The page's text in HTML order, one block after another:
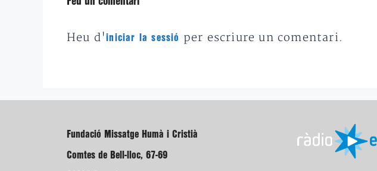
Heu d'iniciar la sessió per escriure un comentari.
Fundació Missatge Humà i Cristià
Comtes de Bell-lloc, 67-69